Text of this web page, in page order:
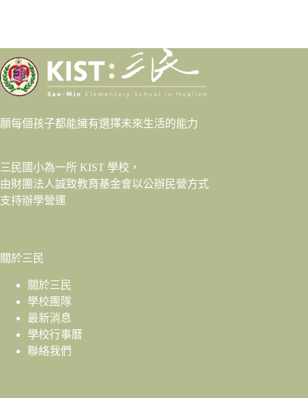
願每個孩子都能擁有選擇未來生活的能力
三民國小為一所 KIST 學校，
由財團法人誠致教育基金會以公辦民營方式
支持辦學營運
關於三民
關於三民
學校團隊
最新消息
學校行事曆
聯絡我們